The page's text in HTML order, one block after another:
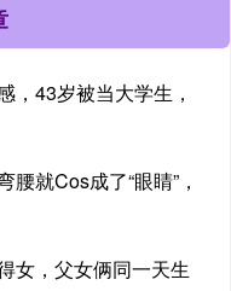
，43岁被当大学生，
就Cos成了“眼睛”，
女，父女俩同一天生